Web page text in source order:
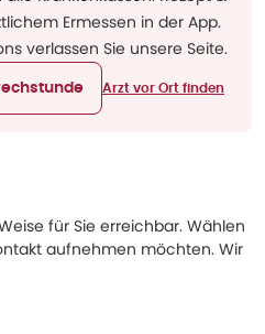
Ermessen in der App.
verlassen Sie unsere Seite.
Arzt vor Ort finden
für Sie erreichbar. Wählen
aufnehmen möchten. Wir